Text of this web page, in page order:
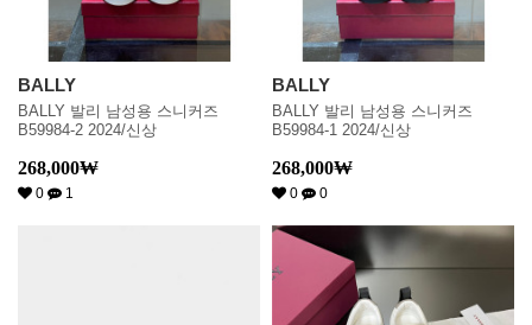
BALLY
BALLY 발리 남성용 스니커즈
B59984-2 2024/신상
268,000₩
0 1
BALLY
BALLY 발리 남성용 스니커즈
B59984-1 2024/신상
268,000₩
0 0